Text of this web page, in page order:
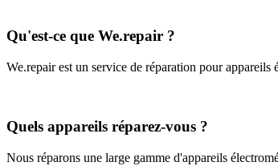
Qu'est-ce que We.repair ?
We.repair est un service de réparation pour appareils
Quels appareils réparez-vous ?
Nous réparons une large gamme d'appareils